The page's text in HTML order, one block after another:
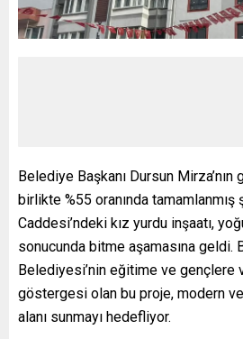
Belediye Başkanı Dursun
birlikte %55 oranında tamamlanmış
Caddesi’ndeki kız yurdu inşaatı,
sonucunda bitme aşamasına geldi.
Belediyesi’nin eğitime ve gençlere
göstergesi olan bu proje, modern
alanı sunmayı hedefliyor.